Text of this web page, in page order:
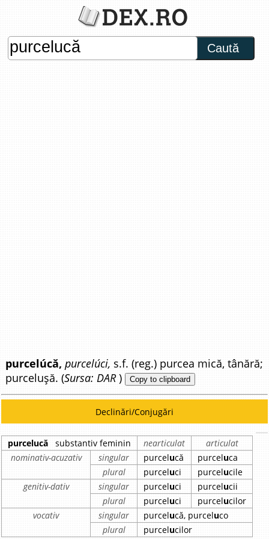
Caută
purcelúcă, purcelúci, s.f. (reg.) purcea mică, tânără;
purcelușă. (Sursa: DAR) Copy to clipboard
Declinări/Conjugări
purcelucă substantiv feminin nearticulat
articulat
nominativ-acuzativ
singular purcelucă purceluca
plural
purceluci purcelucile
genitiv-dativ
singular purceluci purcelucii
plural
purceluci purcelucilor
vocativ
singular purcelucă, purceluco
plural
purcelucilor